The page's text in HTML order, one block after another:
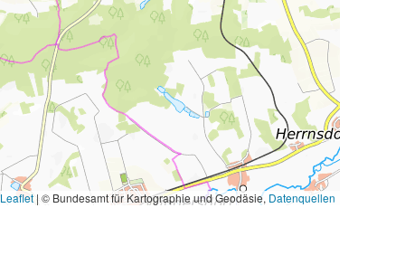
| © Bundesamt für Kartographie und Geodäsie, Datenquellen